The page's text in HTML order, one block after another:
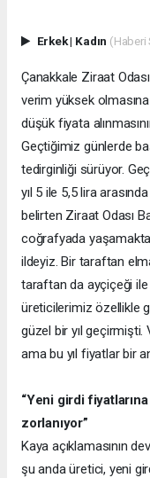
Erkek| Kadın (Haberi
Çanakkale Ziraat
verim yüksek
düşük fiyata
Geçtiğimiz günlerde
tedirginliği sürüyor.
yıl 5 ile 5,5 lira arasında
belirten Ziraat Odası
coğrafyada
ildeyiz. Bir taraftan
taraftan da ayçiçeği
üreticilerimiz özellikle
güzel bir yıl
ama bu yıl fiyatlar bir
“Yeni girdi
zorlanıyor”
Kaya açıklamasının
şu anda üretici, yeni